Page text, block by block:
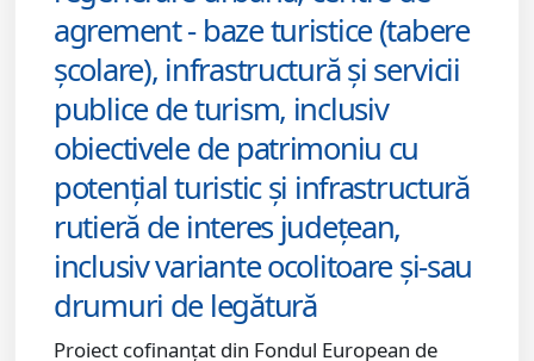
agrement - baze turistice (tabere
școlare), infrastructură și servicii
publice de turism, inclusiv
obiectivele de patrimoniu cu
potențial turistic și infrastructură
rutieră de interes județean,
inclusiv variante ocolitoare și-sau
drumuri de legătură
Proiect cofinanțat din Fondul European de